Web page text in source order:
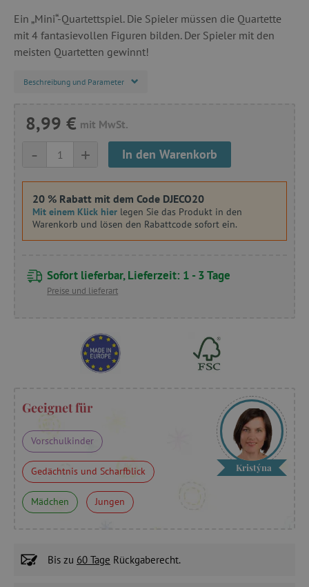
Ein „Mini“-Quartettspiel. Die Spieler müssen die Quartette
mit 4 fantasievollen Figuren bilden. Der Spieler mit den
meisten Quartetten gewinnt!
Beschreibung und Parameter
8,99 € mit MwSt.
+
- In den Warenkorb
20 % Rabatt mit dem Code DJECO20
Mit einem Klick hier legen Sie das Produkt in den
Warenkorb und lösen den Rabattcode sofort ein.
Sofort lieferbar, Lieferzeit: 1 - 3 Tage
Preise und lieferart
Geeignet für
Vorschulkinder
Gedächtnis und Scharfblick
Mädchen Jungen
Kristýna
Bis zu 60 Tage Rückgaberecht.